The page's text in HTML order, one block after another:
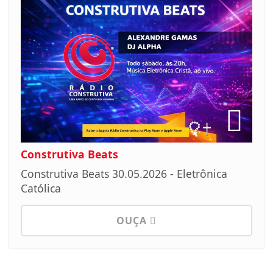
Construtiva Beats
Construtiva Beats 30.05.2026 - Eletrônica
Católica
OUÇA